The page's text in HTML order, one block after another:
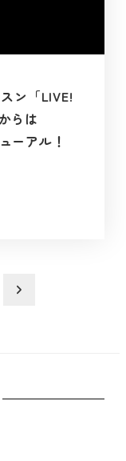
ン「LIVE!
らは
ーアル！